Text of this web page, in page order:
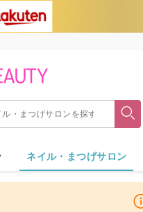
ネイル・まつげサロン